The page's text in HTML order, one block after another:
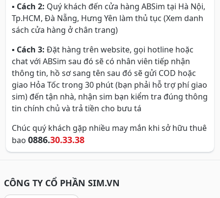
▪ Cách 2: Quý khách đến cửa hàng ABSim tại Hà Nội,
Tp.HCM, Đà Nẵng, Hưng Yên làm thủ tục (Xem danh
sách cửa hàng ở chân trang)
▪ Cách 3: Đặt hàng trên website, gọi hotline hoặc
chat với ABSim sau đó sẽ có nhân viên tiếp nhận
thông tin, hồ sơ sang tên sau đó sẽ gửi COD hoặc
giao Hỏa Tốc trong 30 phút (bạn phải hỗ trợ phí giao
sim) đến tận nhà, nhận sim bạn kiểm tra đúng thông
tin chính chủ và trả tiền cho bưu tá
Chúc quý khách gặp nhiều may mắn khi sở hữu thuê
bao 0886.30.33.38
CÔNG TY CỔ PHẦN SIM.VN